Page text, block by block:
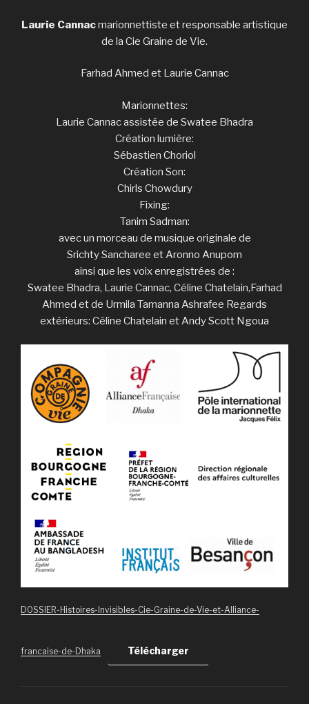
Laurie Cannacmarionnettiste et responsable artistique
de la Cie Graine de Vie.
Farhad Ahmed et Laurie Cannac
Marionnettes:
Laurie Cannac assistée de Swatee Bhadra
Création lumière:
Sébastien Choriol
Création Son:
Chirls Chowdury
Fixing:
Tanim Sadman:
avec un morceau de musique originale de
Srichty Sancharee et Aronno Anupom
ainsi que les voix enregistrées de :
Swatee Bhadra, Laurie Cannac, Céline Chatelain,Farhad
Ahmed et de Urmila Tamanna Ashrafee Regards
extérieurs: Céline Chatelain et Andy Scott Ngoua
DOSSIER-Histoires-Invisibles-Cie-Graine-de-Vie-et-Alliance-
francaise-de-Dhaka Télécharger